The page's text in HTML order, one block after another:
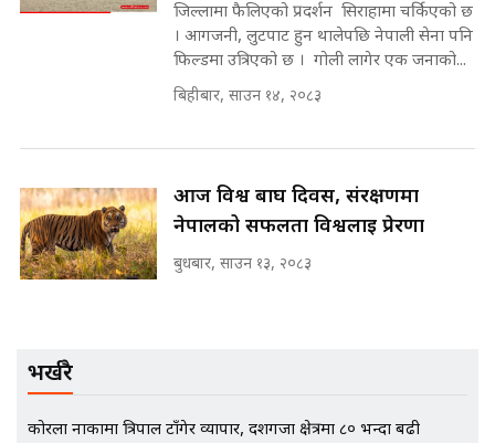
गुरुङ, भक्कानिए सांसदहरू ||
SIDHAKURA ||
मन्त्री र पूर्व मन्त्रीको ७८ लाख घुस डिलको
अडियो | FULL AUDIO |
मन्त्री राजकुमारलाई घुस दिने विचौलीया
पूर्व मन्त्री रञ्जिता || SIDHAKURA
||
जिल्लामा फैलिएको प्रदर्शन सिराहामा चर्किएको छ
। आगजनी, लुटपाट हुन थालेपछि नेपाली सेना पनि
फिल्डमा उत्रिएको छ । गोली लागेर एक जनाको...
बिहीबार, साउन १४, २०८३
आज विश्व बाघ दिवस, संरक्षणमा
नेपालको सफलता विश्वलाई प्रेरणा
बुधबार, साउन १३, २०८३
भर्खरै
कोरला नाकामा त्रिपाल टाँगेर व्यापार, दशगजा क्षेत्रमा ८० भन्दा बढी